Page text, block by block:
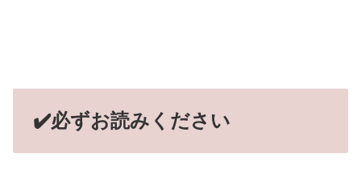
✔️必ずお読みください